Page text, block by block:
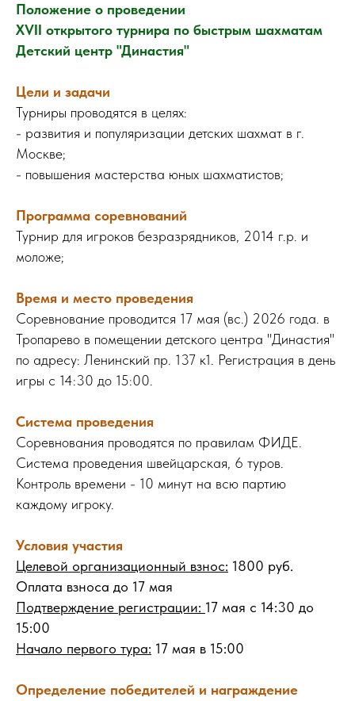
Положение о проведении
XVII открытого турнира по быстрым шахматам
Детский центр "Династия"
Цели и задачи
Турниры проводятся в целях:
- развития и популяризации детских шахмат в г.
Москве;
- повышения мастерства юных шахматистов;
Программа соревнований
Турнир для игроков безразрядников, 2014 г.р. и
моложе;
Время и место проведения
Соревнование проводится 17 мая (вс.) 2026 года. в
Тропарево в помещении детского центра "Династия"
по адресу: Ленинский пр. 137 к1. Регистрация в день
игры с 14:30 до 15:00.
Система проведения
Соревнования проводятся по правилам ФИДЕ.
Система проведения швейцарская, 6 туров.
Контроль времени - 10 минут на всю партию
каждому игроку.
Условия участия
Целевой организационный взнос: 1800 руб.
Оплата взноса до 17 мая
Подтверждение регистрации: 17 мая с 14:30 до
15:00
Начало первого тура: 17 мая в 15:00
Определение победителей и награждение